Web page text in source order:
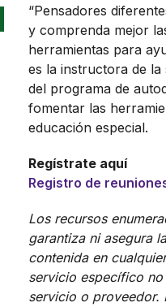
“Pensadores
y comprenda mejor
herramientas para
es la instructora de
del programa de
fomentar las
educación especial.
Regístrate aquí
Registro de
Los recursos
garantiza ni asegura
contenida en
servicio específico
servicio o proveedor.